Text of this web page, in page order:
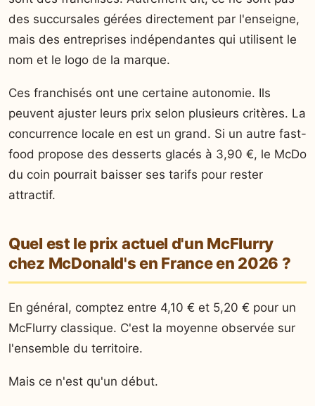
des succursales gérées directement par l'enseigne,
mais des entreprises indépendantes qui utilisent le
nom et le logo de la marque.
Ces franchisés ont une certaine autonomie. Ils
peuvent ajuster leurs prix selon plusieurs critères. La
concurrence locale en est un grand. Si un autre fast-
food propose des desserts glacés à 3,90 €, le McDo
du coin pourrait baisser ses tarifs pour rester
attractif.
Quel est le prix actuel d'un McFlurry
chez McDonald's en France en 2026 ?
En général, comptez entre 4,10 € et 5,20 € pour un
McFlurry classique. C'est la moyenne observée sur
l'ensemble du territoire.
Mais ce n'est qu'un début.